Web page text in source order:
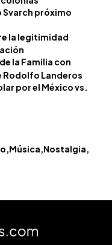
Svarch próximo
la legitimidad
la Familia con
Rodolfo Landeros
por el México vs.
Música Nostalgia